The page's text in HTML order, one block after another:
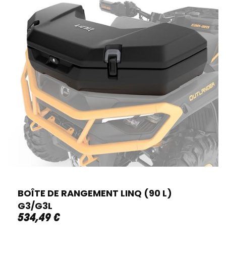
BOÎTE DE RANGEMENT LINQ (90 L)
G3/G3L
534,49 €